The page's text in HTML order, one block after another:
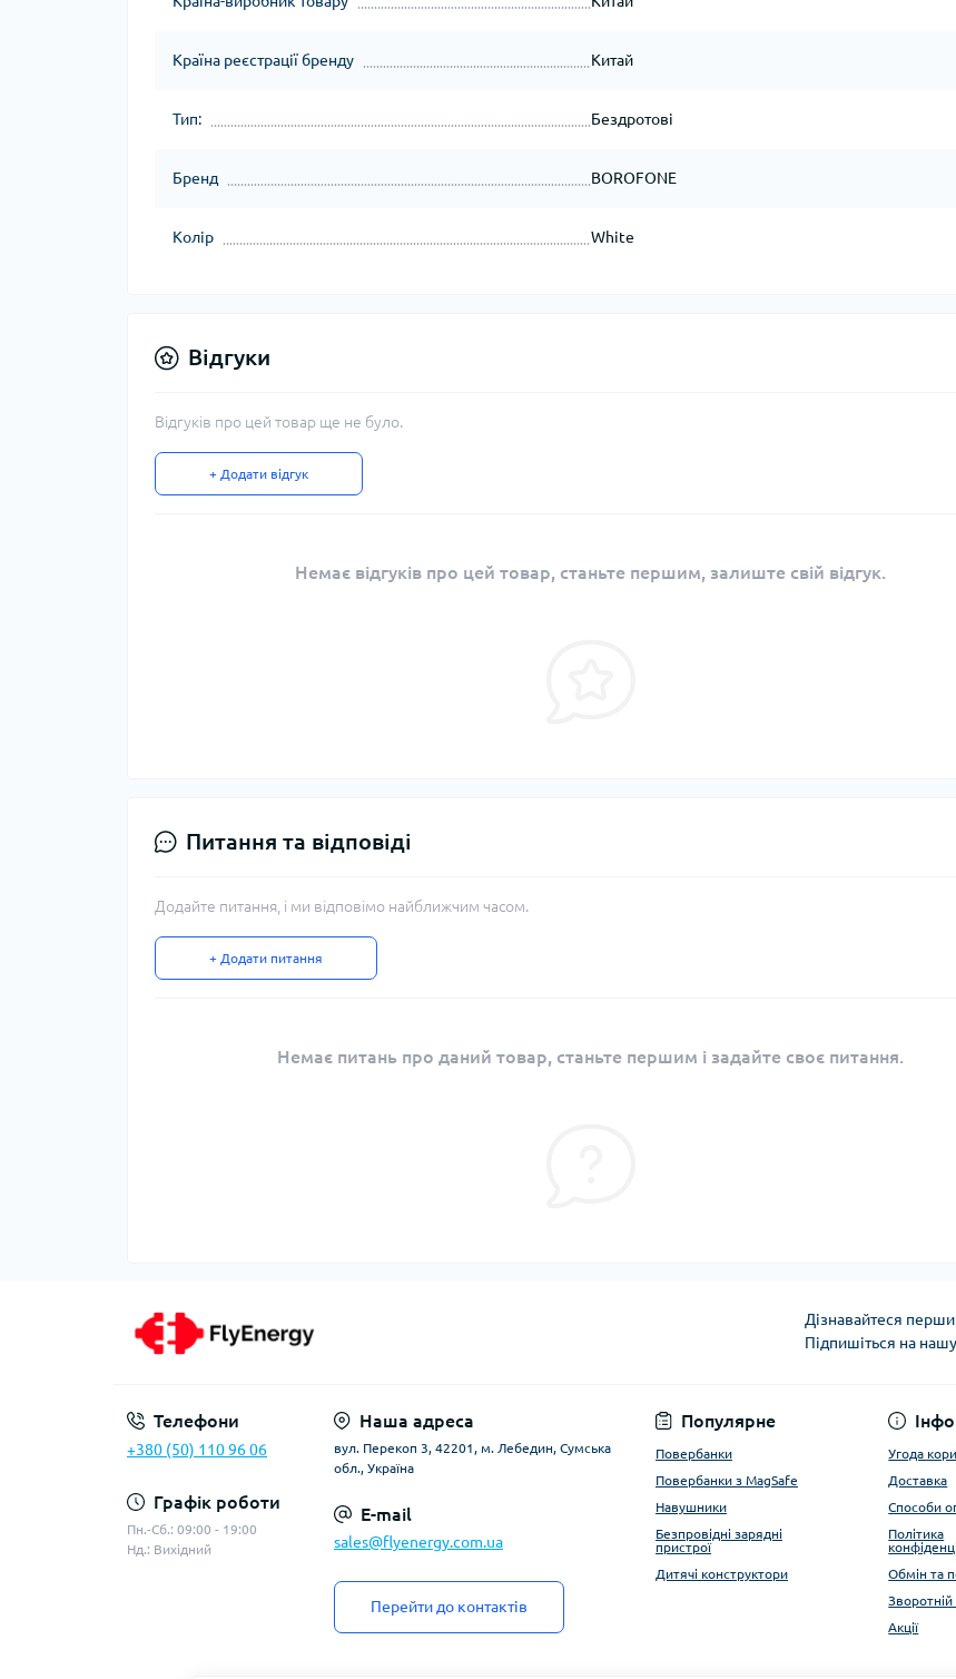
Країна реєстрації бренду Китай
Тип: Бездротові
Бренд BOROFONE
Колір White
Відгуки
Відгуків про цей товар ще не було.
+ Додати відгук
Немає відгуків про цей товар, станьте першим, залиште свій відгук.
Питання та відповіді
Додайте питання, і ми відповімо найближчим часом.
+ Додати питання
Немає питань про даний товар, станьте першим і задайте своє питання.
Дізнавайтеся
Підпишіться на
Телефони
+380 (50) 110 96 06
Графік роботи
Пн.-Сб.: 09:00 - 19:00
Нд.: Вихідний
Наша адреса
вул. Перекоп 3, 42201, м. Лебедин, Сумська
обл., Україна
E-mail
sales@flyenergy.com.ua
Перейти до контактів
Популярне
Повербанки
Повербанки з MagSafe
Навушники
Безпровідні зарядні
пристрої
Дитячі конструктори
Угода
Доставка
Способи
Політика
Обмін та
Акції